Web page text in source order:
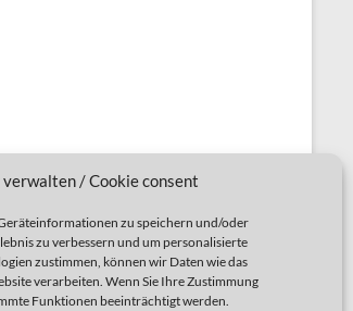
/ Cookie consent
zu speichern und/oder
zu verbessern und um personalisierte
zustimmen, können wir Daten wie das
verarbeiten. Wenn Sie Ihre Zustimmung
Funktionen beeinträchtigt werden.